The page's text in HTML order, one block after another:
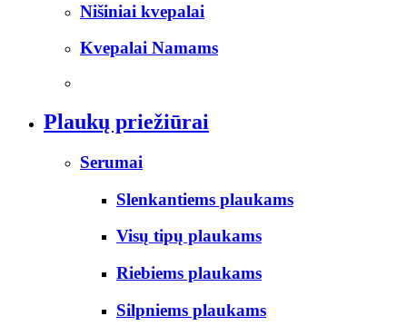
Nišiniai kvepalai
Kvepalai Namams
Plaukų priežiūrai
Serumai
Slenkantiems plaukams
Visų tipų plaukams
Riebiems plaukams
Silpniems plaukams